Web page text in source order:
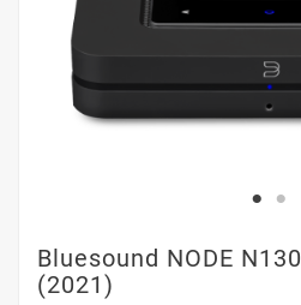
Bluesound NODE N130
(2021)